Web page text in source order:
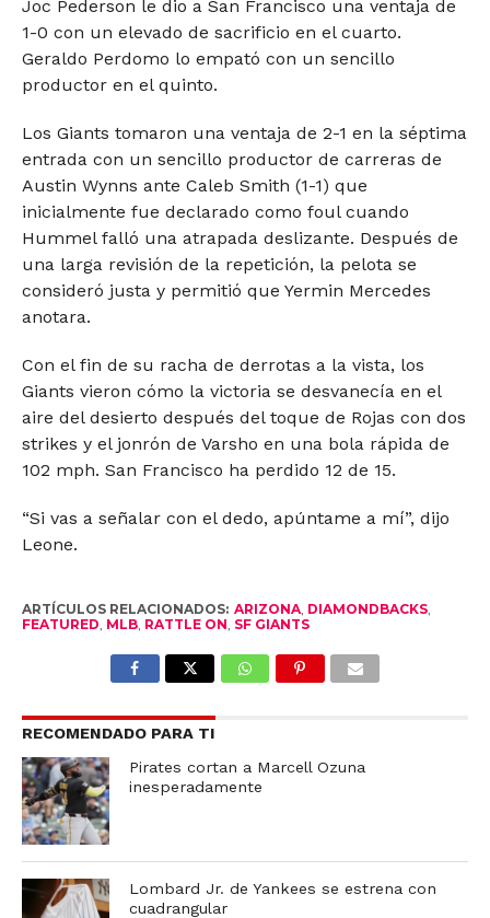
Joc Pederson le dio a San Francisco una ventaja de
1-0 con un elevado de sacrificio en el cuarto.
Geraldo Perdomo lo empató con un sencillo
productor en el quinto.
Los Giants tomaron una ventaja de 2-1 en la séptima
entrada con un sencillo productor de carreras de
Austin Wynns ante Caleb Smith (1-1) que
inicialmente fue declarado como foul cuando
Hummel falló una atrapada deslizante. Después de
una larga revisión de la repetición, la pelota se
consideró justa y permitió que Yermin Mercedes
anotara.
Con el fin de su racha de derrotas a la vista, los
Giants vieron cómo la victoria se desvanecía en el
aire del desierto después del toque de Rojas con dos
strikes y el jonrón de Varsho en una bola rápida de
102 mph. San Francisco ha perdido 12 de 15.
“Si vas a señalar con el dedo, apúntame a mí”, dijo
Leone.
ARTÍCULOS RELACIONADOS: ARIZONA, DIAMONDBACKS,
FEATURED MLB, RATTLE ON SF GIANTS
RECOMENDADO PARA TI
Pirates cortan a Marcell Ozuna
inesperadamente
Lombard Jr. de Yankees se estrena con
cuadrangular